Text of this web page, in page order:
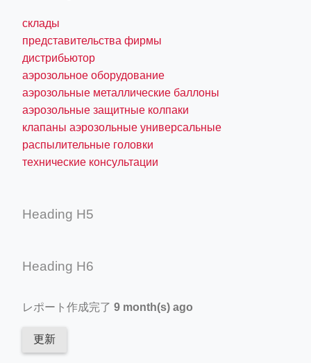
склады
представительства фирмы
дистрибьютор
аэрозольное оборудование
аэрозольные металлические баллоны
аэрозольные защитные колпаки
клапаны аэрозольные универсальные
распылительные головки
технические консультации
Heading H5
Heading H6
レポート作成完了 9 month(s) ago
更新